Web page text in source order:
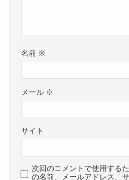
名前 ※
メール ※
サイト
次回のコメントで使用する
の名前、メールアドレス、